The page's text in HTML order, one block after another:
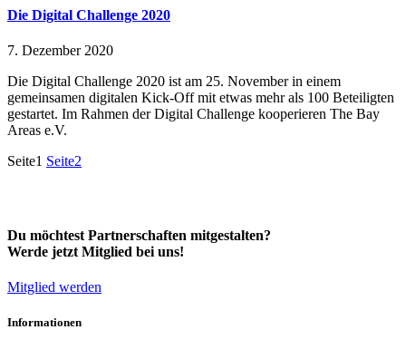
Die Digital Challenge 2020
7. Dezember 2020
Die Digital Challenge 2020 ist am 25. November in einem
gemeinsamen digitalen Kick-Off mit etwas mehr als 100 Beteiligten
gestartet. Im Rahmen der Digital Challenge kooperieren The Bay
Areas e.V.
Seite1 Seite2
Du möchtest Partnerschaften mitgestalten?
Werde jetzt Mitglied bei uns!
Mitglied werden
Informationen